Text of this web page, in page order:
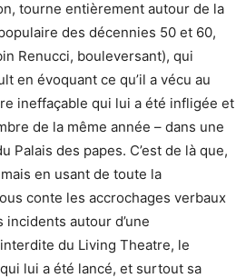
tourne entièrement autour de la
des décennies 50 et 60,
Renucci, bouleversant), qui
en évoquant ce qu’il a vécu au
ineffaçable qui lui a été infligée et
de la même année – dans une
Palais des papes. C’est de là que,
en usant de toute la
conte les accrochages verbaux
autour d’une
du Living Theatre, le
lui a été lancé, et surtout sa